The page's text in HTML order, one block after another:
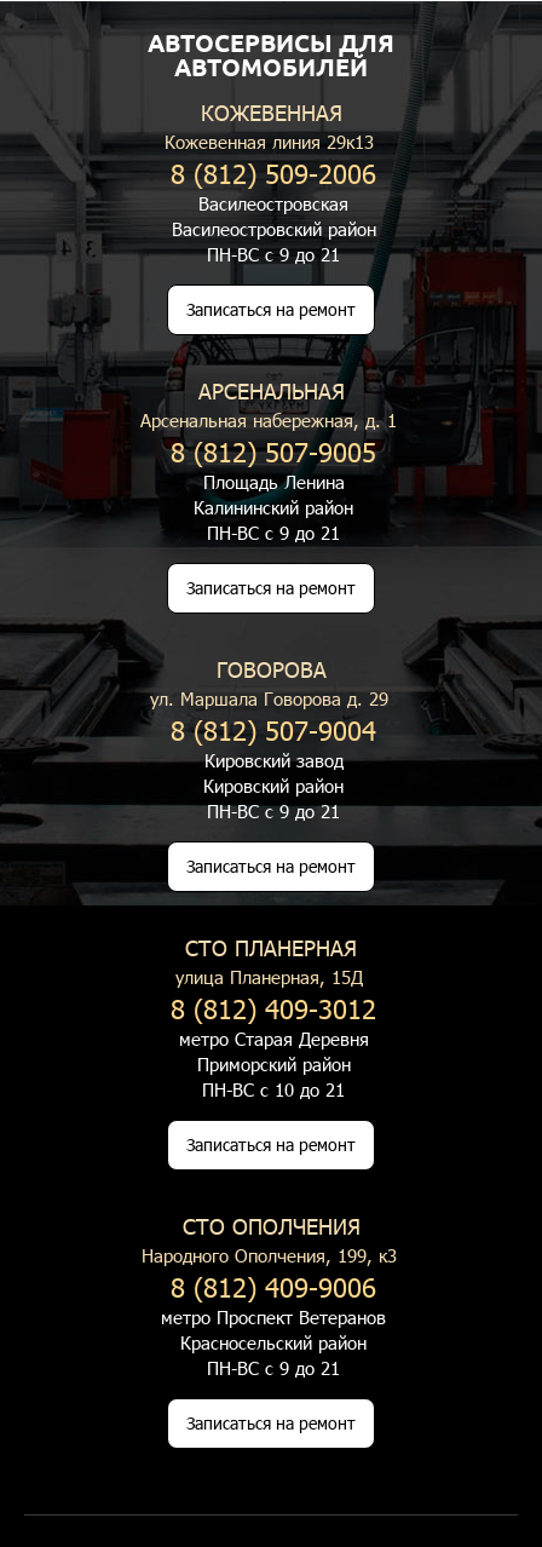
АВТОСЕРВИСЫ ДЛЯ
АВТОМОБИЛЕЙ
КОЖЕВЕННАЯ
Кожевенная линия 29к13
8 (812) 509-2006
Василеостровская
Василеостровский район
ПН-ВС с 9 до 21
Записаться на ремонт
АРСЕНАЛЬНАЯ
Арсенальная набережная, д. 1
8 (812) 507-9005
Площадь Ленина
Калининский район
ПН-ВС с 9 до 21
Записаться на ремонт
ГОВОРОВА
ул. Маршала Говорова д. 29
8 (812) 507-9004
Кировский завод
Кировский район
ПН-ВС с 9 до 21
Записаться на ремонт
СТО ПЛАНЕРНАЯ
улица Планерная, 15Д
8 (812) 409-3012
метро Старая Деревня
Приморский район
ПН-ВС с 10 до 21
Записаться на ремонт
СТО ОПОЛЧЕНИЯ
Народного Ополчения, 199, к3
8 (812) 409-9006
метро Проспект Ветеранов
Красносельский район
ПН-ВС с 9 до 21
Записаться на ремонт